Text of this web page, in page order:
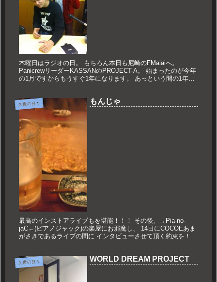
木曜日はラジオの日。 もちろん本日も尼崎のFMaiaiへ。
PanicrewリーダーKASSANのPROJECT-A。 始まったのが今年
の1月ですからもうすぐ1年になります。 あっという間の1年で
久世の日々 もんじゃ
最高のインストアライブもを堪能！！！ その後、→Pia-no-
jaC←(ピアノジャック)の楽屋にお邪魔し、 14日にCOCOEあま
がさきであるライブの間に インタビューさせて頂く約束を！！
久世の日々 WORLD DREAM PROJECT